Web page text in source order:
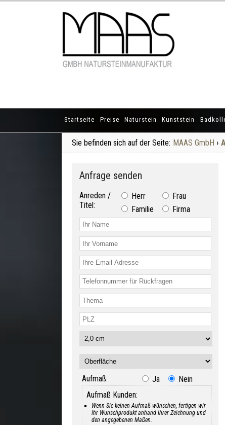
Startseite Preise Naturstein Kunststein
Sie befinden sich auf der Seite: MAAS GmbH ›
Anfrage senden
Anreden /
Titel:
Herr
Frau
Familie
Firma
Aufmaß: Ja
Nein
Aufmaß Kunden:
Wenn Sie keinen Aufmaß wünschen, fertigen wir
Ihr Wunschprodukt anhand Ihrer Zeichnung und
den angegebenen Maßen.